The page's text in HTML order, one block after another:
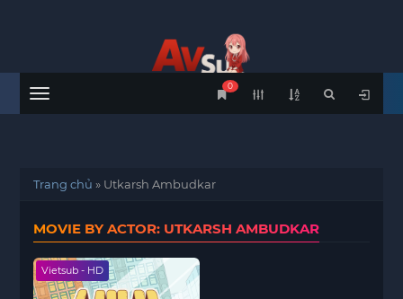
Menu
0
Trang chủ » Utkarsh Ambudkar
MOVIE BY ACTOR: UTKARSH AMBUDKAR
Vietsub - HD